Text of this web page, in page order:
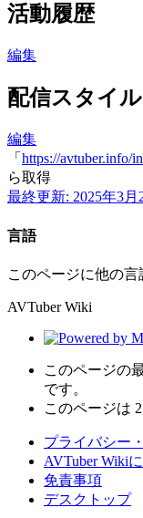
活動履歴
編集
配信スタイル
編集
「 https://avtuber.info/
ら取得
最終更新: 2025年3月
言語
このページに他の言
AVTuber Wiki
このページの
です。
このページは
プライバシー
AVTuber Wiki
免責事項
デスクトップ